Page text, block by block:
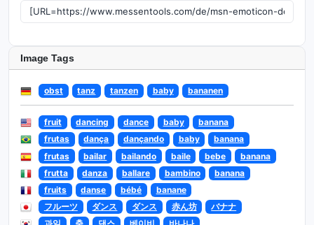
Image Tags
obst tanz tanzen baby bananen
fruit dancing dance baby
banana
frutas
dança dançando baby
banana
frutas
bailar bailando baile bebe
banana
frutta
danza ballare bambino
banana
fruits
danse bébé
banane
フルーツ
ダンス ダンス 赤ん坊
バナナ